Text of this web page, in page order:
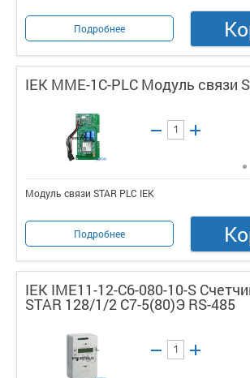
Подробнее
IEK MME-1C-PLC Модуль связи
Модуль связи STAR PLC IEK
Подробнее
IEK IME11-12-C6-080-10-S
STAR 128/1/2 С7-5(80)Э RS-485